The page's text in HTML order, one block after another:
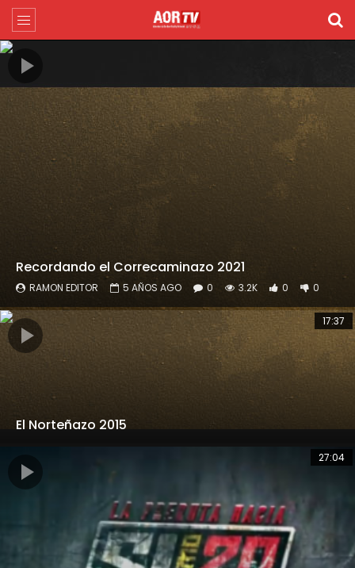
Recordando el Correcaminazo 2021
RAMON EDITOR 5 AÑOS AGO 0 3.2K 0 0
17:37
El Norteñazo 2015
27:04